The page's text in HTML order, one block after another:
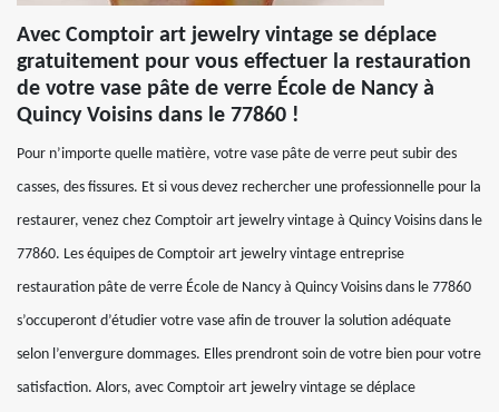
Avec Comptoir art jewelry vintage se déplace
gratuitement pour vous effectuer la restauration
de votre vase pâte de verre École de Nancy à
Quincy Voisins dans le 77860 !
Pour n’importe quelle matière, votre vase pâte de verre peut subir des
casses, des fissures. Et si vous devez rechercher une professionnelle pour la
restaurer, venez chez Comptoir art jewelry vintage à Quincy Voisins dans le
77860. Les équipes de Comptoir art jewelry vintage entreprise
restauration pâte de verre École de Nancy à Quincy Voisins dans le 77860
s’occuperont d’étudier votre vase afin de trouver la solution adéquate
selon l’envergure dommages. Elles prendront soin de votre bien pour votre
satisfaction. Alors, avec Comptoir art jewelry vintage se déplace